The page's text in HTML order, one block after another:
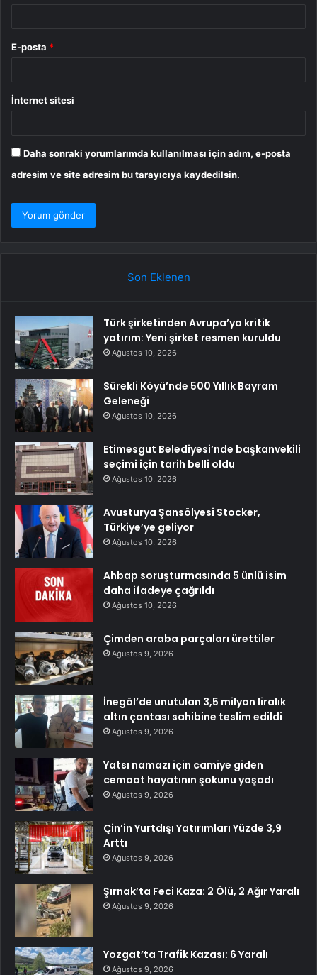
E-posta *
İnternet sitesi
Daha sonraki yorumlarımda kullanılması için adım, e-posta
adresim ve site adresim bu tarayıcıya kaydedilsin.
Son Eklenen
Türk şirketinden Avrupa’ya kritik
yatırım: Yeni şirket resmen kuruldu
Ağustos 10, 2026
Sürekli Köyü’nde 500 Yıllık Bayram
Geleneği
Ağustos 10, 2026
Etimesgut Belediyesi’nde başkanvekili
seçimi için tarih belli oldu
Ağustos 10, 2026
Avusturya Şansölyesi Stocker,
Türkiye’ye geliyor
Ağustos 10, 2026
Ahbap soruşturmasında 5 ünlü isim
daha ifadeye çağrıldı
Ağustos 10, 2026
Çimden araba parçaları ürettiler
Ağustos 9, 2026
İnegöl’de unutulan 3,5 milyon liralık
altın çantası sahibine teslim edildi
Ağustos 9, 2026
Yatsı namazı için camiye giden
cemaat hayatının şokunu yaşadı
Ağustos 9, 2026
Çin’in Yurtdışı Yatırımları Yüzde 3,9
Arttı
Ağustos 9, 2026
Şırnak’ta Feci Kaza: 2 Ölü, 2 Ağır Yaralı
Ağustos 9, 2026
Yozgat’ta Trafik Kazası: 6 Yaralı
Ağustos 9, 2026